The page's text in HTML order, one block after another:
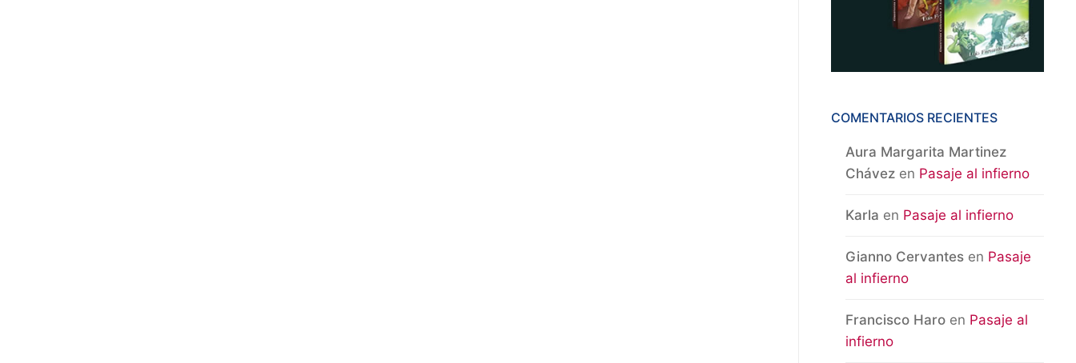
COMENTARIOS RECIENTES
Aura Margarita Martinez
Chávez en Pasaje al infierno
Karla en Pasaje al infierno
Gianno Cervantes en Pasaje
al infierno
Francisco Haro en Pasaje al
infierno